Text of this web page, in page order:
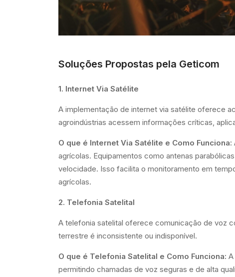
Soluções Propostas pela Geticom
1. Internet Via Satélite
A implementação de internet via satélite oferece
agroindústrias acessem informações críticas,
O que é Internet Via Satélite e Como Funciona:
agrícolas. Equipamentos como antenas
velocidade. Isso facilita o monitoramento em
agrícolas.
2. Telefonia Satelital
A telefonia satelital oferece comunicação de voz
terrestre é inconsistente ou indisponível.
O que é Telefonia Satelital e Como Funciona:
permitindo chamadas de voz seguras e de alta